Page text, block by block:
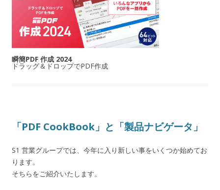
瞬簡PDF 作成 2024
ドラッグ＆ドロップでPDF作成
「PDF CookBook」と「製品ナビゲータ」
S1 営業グループでは、今年に入り新しい事をいくつか始めてお
ります。
そちらをご紹介いたします。